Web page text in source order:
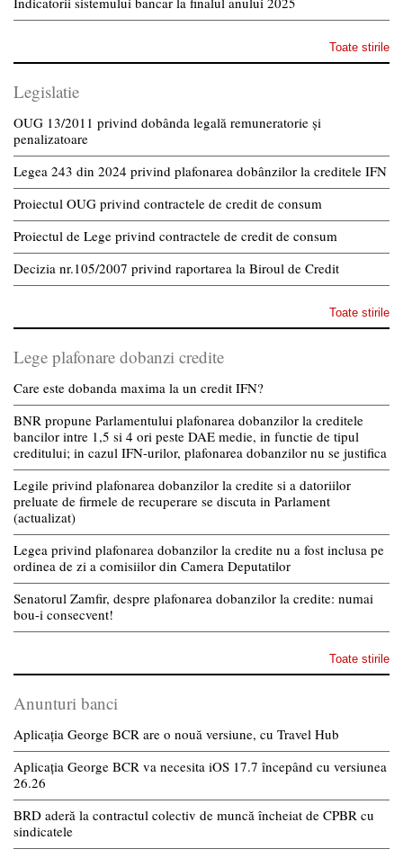
Toate stirile
Legislatie
OUG 13/2011 privind dobânda legală remuneratorie și
penalizatoare
Legea 243 din 2024 privind plafonarea dobânzilor la creditele IFN
Proiectul OUG privind contractele de credit de consum
Proiectul de Lege privind contractele de credit de consum
Decizia nr.105/2007 privind raportarea la Biroul de Credit
Toate stirile
Lege plafonare dobanzi credite
Care este dobanda maxima la un credit IFN?
BNR propune Parlamentului plafonarea dobanzilor la creditele
bancilor intre 1,5 si 4 ori peste DAE medie, in functie de tipul
creditului; in cazul IFN-urilor, plafonarea dobanzilor nu se justifica
Legile privind plafonarea dobanzilor la credite si a datoriilor
preluate de firmele de recuperare se discuta in Parlament
(actualizat)
Legea privind plafonarea dobanzilor la credite nu a fost inclusa pe
ordinea de zi a comisiilor din Camera Deputatilor
Senatorul Zamfir, despre plafonarea dobanzilor la credite: numai
bou-i consecvent!
Toate stirile
Anunturi banci
Aplicația George BCR are o nouă versiune, cu Travel Hub
Aplicația George BCR va necesita iOS 17.7 începând cu versiunea
26.26
BRD aderă la contractul colectiv de muncă încheiat de CPBR cu
sindicatele